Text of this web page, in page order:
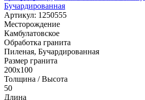
Бучардированная
Артикул: 1250555
Месторождение
Камбулатовское
Обработка гранита
Пиленая, Бучардированная
Размер гранита
200х100
Толщина / Высота
50
Длина